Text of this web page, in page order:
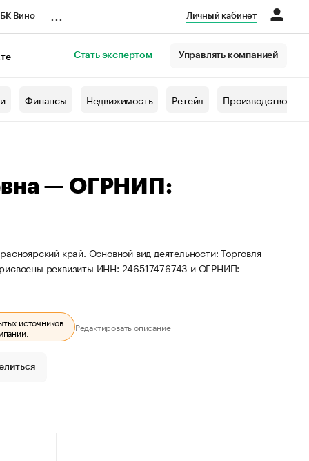
Вино Личный кабинет
Стать экспертом Управлять компанией
Финансы Недвижимость Ретейл Производство
— ОГРНИП:
край. Основной вид деятельности: Торговля
реквизиты ИНН: 246517476743 и ОГРНИП:
источников.
Редактировать описание